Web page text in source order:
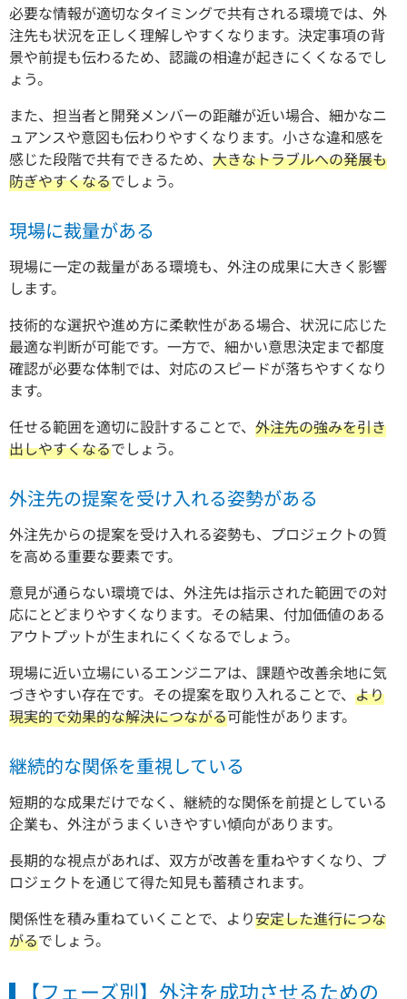
必要な情報が適切なタイミングで共有される環境では、外
注先も状況を正しく理解しやすくなります。決定事項の背
景や前提も伝わるため、認識の相違が起きにくくなるでし
ょう。
また、担当者と開発メンバーの距離が近い場合、細かなニ
ュアンスや意図も伝わりやすくなります。小さな違和感を
感じた段階で共有できるため、 大きなトラブルへの発展も
防ぎやすくなるでしょう。
現場に裁量がある
現場に一定の裁量がある環境も、外注の成果に大きく影響
します。
技術的な選択や進め方に柔軟性がある場合、状況に応じた
最適な判断が可能です。一方で、細かい意思決定まで都度
確認が必要な体制では、対応のスピードが落ちやすくなり
ます。
任せる範囲を適切に設計することで、 外注先の強みを引き
出しやすくなるでしょう。
外注先の提案を受け入れる姿勢がある
外注先からの提案を受け入れる姿勢も、プロジェクトの質
を高める重要な要素です。
意見が通らない環境では、外注先は指示された範囲での対
応にとどまりやすくなります。その結果、付加価値のある
アウトプットが生まれにくくなるでしょう。
現場に近い立場にいるエンジニアは、課題や改善余地に気
づきやすい存在です。その提案を取り入れることで、 より
現実的で効果的な解決につながる可能性があります。
継続的な関係を重視している
短期的な成果だけでなく、継続的な関係を前提としている
企業も、外注がうまくいきやすい傾向があります。
長期的な視点があれば、双方が改善を重ねやすくなり、プ
ロジェクトを通じて得た知見も蓄積されます。
関係性を積み重ねていくことで、より安定した進行につな
がるでしょう。
【フェーズ別】外注を成功させるための